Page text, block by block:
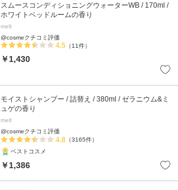
スムースコンディショニングウォーターWB / 170ml /
ホワイトベッドルームの香り
melt
@cosmeクチコミ評価
4.5 （11件）
￥1,430
モイストシャンプー / 詰替え / 380ml / ゼラニウム&ミ
ュゲの香り
melt
@cosmeクチコミ評価
4.8 （3165件）
ベストコスメ
￥1,386